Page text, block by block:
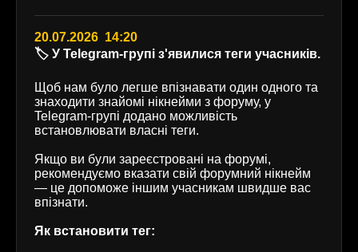
20.07.2026 14:20
🏷️ У Telegram-групі з'явилися теги учасників.
Щоб нам було легше впізнавати один одного та
знаходити знайомі нікнейми з форуму, у
Telegram-групі додано можливість
встановлювати власні теги.
Якщо ви були зареєстровані на форумі,
рекомендуємо вказати свій форумний нікнейм
— це допоможе іншим учасникам швидше вас
впізнати.
Як встановити тег: